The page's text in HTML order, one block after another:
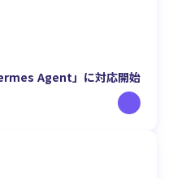
Agent」に対応開始